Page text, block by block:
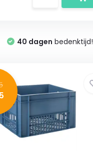
40 dagen bedenktijd!